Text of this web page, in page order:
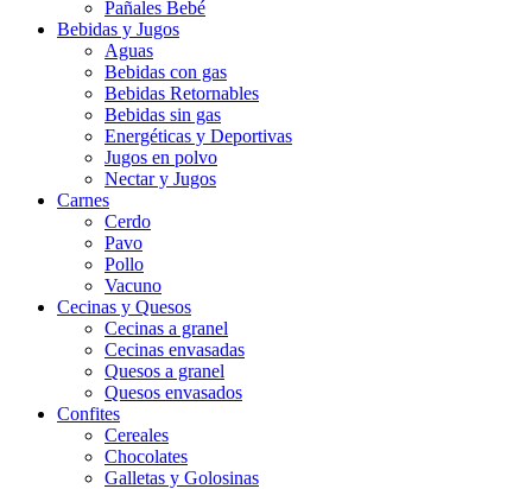
Pañales Bebé
Bebidas y Jugos
Aguas
Bebidas con gas
Bebidas Retornables
Bebidas sin gas
Energéticas y Deportivas
Jugos en polvo
Nectar y Jugos
Carnes
Cerdo
Pavo
Pollo
Vacuno
Cecinas y Quesos
Cecinas a granel
Cecinas envasadas
Quesos a granel
Quesos envasados
Confites
Cereales
Chocolates
Galletas y Golosinas